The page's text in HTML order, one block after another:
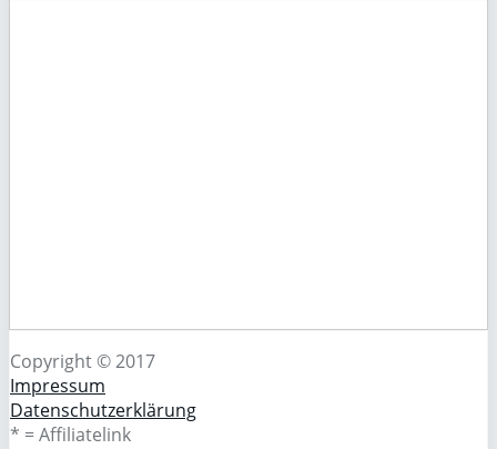
Copyright © 2017
Impressum
Datenschutzerklärung
* = Affiliatelink